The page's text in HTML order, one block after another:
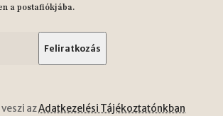
a postafiókjába.
azAdatkezelési Tájékoztatónkban